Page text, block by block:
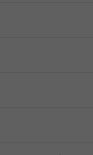
クス・靴下
し）用ソックス
ーソックス（深め
ーソックス（ふつ
ーソックス（浅め
タイツ（薄手タイ
イツ